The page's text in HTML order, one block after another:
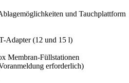
und Tauchplattform
Adapter (12 und 15 l)
Membran-Füllstationen
erforderlich)